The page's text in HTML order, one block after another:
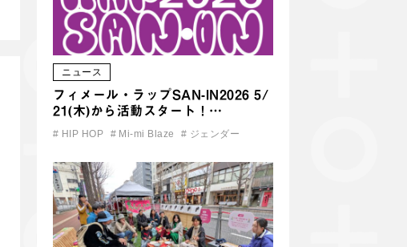
ニュース
フィメール・ラップSAN-IN2026 5/
21(木)から活動スタート！…
# HIP HOP # Mi-mi Blaze # ジェンダー